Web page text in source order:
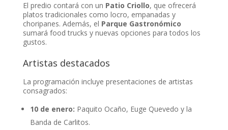
El predio contará con un Patio Criollo, que ofrecerá
platos tradicionales como locro, empanadas y
choripanes. Además, el Parque Gastronómico
sumará food trucks y nuevas opciones para todos los
gustos.
Artistas destacados
La programación incluye presentaciones de artistas
consagrados:
10 de enero: Paquito Ocaño, Euge Quevedo y la
Banda de Carlitos.